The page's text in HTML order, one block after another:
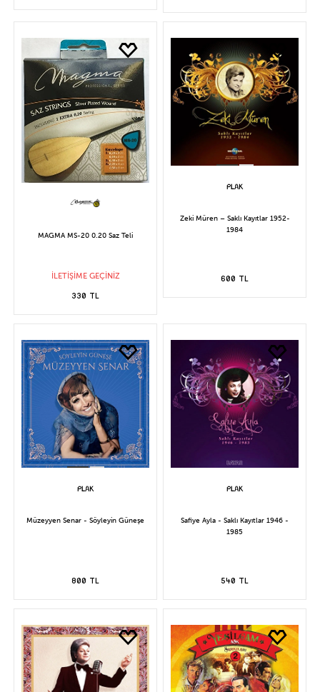
MAGMA MS-20 0.20 Saz Teli
İLETİŞİME GEÇİNİZ
330 TL
Zeki Müren – Saklı Kayıtlar 1952-
1984
600 TL
Müzeyyen Senar - Söyleyin Güneşe
800 TL
Safiye Ayla - Saklı Kayıtlar 1946 -
1985
540 TL